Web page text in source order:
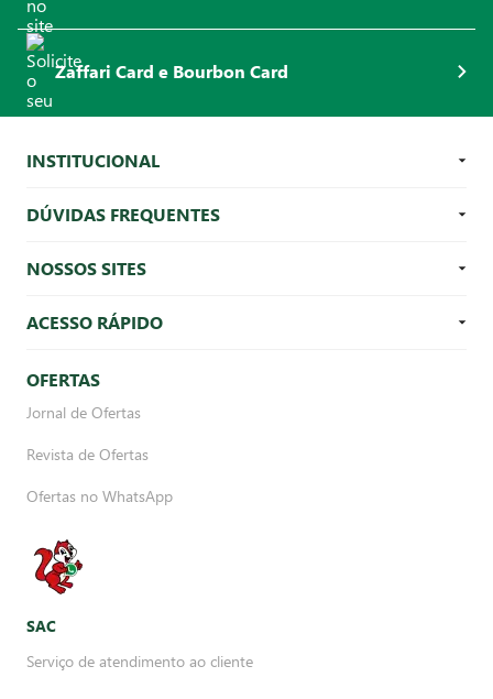
Zaffari Card e Bourbon Card
INSTITUCIONAL
DÚVIDAS FREQUENTES
NOSSOS SITES
ACESSO RÁPIDO
OFERTAS
Jornal de Ofertas
Revista de Ofertas
Ofertas no WhatsApp
SAC
Serviço de atendimento ao cliente